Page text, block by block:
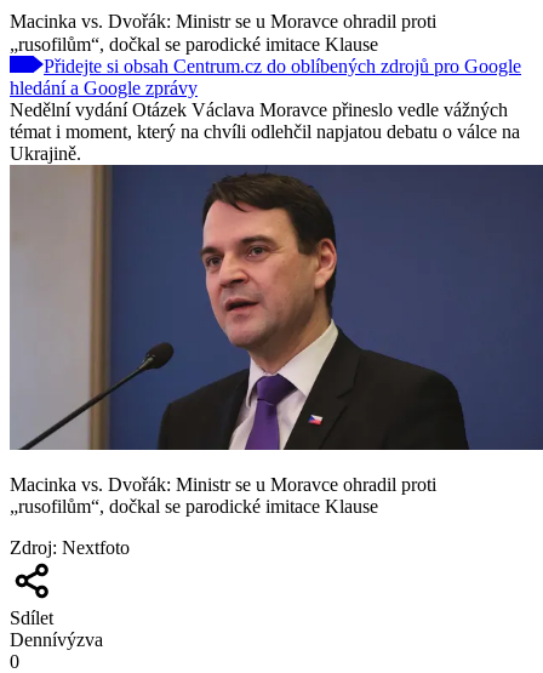
Macinka vs. Dvořák: Ministr se u Moravce ohradil proti
„rusofilům“, dočkal se parodické imitace Klause
Přidejte si obsah Centrum.cz do oblíbených zdrojů pro Google
hledání a Google zprávy
Nedělní vydání Otázek Václava Moravce přineslo vedle vážných
témat i moment, který na chvíli odlehčil napjatou debatu o válce na
Ukrajině.
Macinka vs. Dvořák: Ministr se u Moravce ohradil proti
„rusofilům“, dočkal se parodické imitace Klause
Zdroj: Nextfoto
Sdílet
Dennívýzva
0